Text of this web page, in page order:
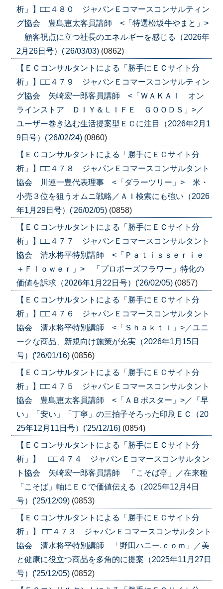
析」】□□４８０ ジャパンＥコマースコンサルティン
グ協会 豊島恵太客員講師 <「特選松坂牛やまと」>
顧客視点に立つ社長のエネルギーを感じる（2026年
2月26日号）('26/03/03) (0862)
【ＥＣコンサルタントによる「勝手にＥＣサイト分
析」】□□４７９ ジャパンＥコマースコンサルティン
グ協会 矢崎宏一郎客員講師 <「ＷＡＫＡＩ オン
ラインストア ＤＩＹ＆ＬＩＦＥ ＧＯＯＤＳ」>／
ユーザー巻き込む生活提案型ＥＣに注目（2026年2月1
9日号）('26/02/24) (0860)
【ＥＣコンサルタントによる「勝手にＥＣサイト分
析」】□□４７８ ジャパンＥコマースコンサルタント
協会 川連一豊代表理事 <「ダラーツリー」> 米・
小売３位を狙うオムニ戦略／ＡＩ検索にも強い（2026
年1月29日号）('26/02/05) (0858)
【ＥＣコンサルタントによる「勝手にＥＣサイト分
析」】□□４７７ ジャパンＥコマースコンサルタント
協会 清水将平特別講師 <「Ｐａｔｉｓｓｅｒｉｅ
＋Ｆｌｏｗｅｒ」> 「プロポーズフラワー」特化の
価値を訴求（2026年1月22日号）('26/02/05) (0857)
【ＥＣコンサルタントによる「勝手にＥＣサイト分
析」】□□４７６ ジャパンＥコマースコンサルタント
協会 清水将平特別講師 <「Ｓｈａｋｔｉ」>／ユニ
ークな商品、新規向け施策が充実（2026年1月15日
号）('26/01/16) (0856)
【ＥＣコンサルタントによる「勝手にＥＣサイト分
析」】□□４７５ ジャパンＥコマースコンサルタント
協会 豊島恵太客員講師 <「ＡＢポスター」>／「早
い」「安い」「丁寧」の三拍子そろった印刷ＥＣ（20
25年12月11日号）('25/12/16) (0854)
【ＥＣコンサルタントによる「勝手にＥＣサイト分
析」】 □□４７４ ジャパンＥコマースコンサルタン
ト協会 矢崎宏一郎客員講師 「こそば亭」／在来種
「こそば」軸にＥＣで価値伝える（2025年12月4日
号）('25/12/09) (0853)
【ＥＣコンサルタントによる「勝手にＥＣサイト分
析」】 □□４７３ ジャパンＥコマースコンサルタント
協会 清水将平特別講師 「野田ハニー.ｃｏｍ」／美
と健康に役立つ商品を多角的に提案（2025年11月27日
号）('25/12/05) (0852)